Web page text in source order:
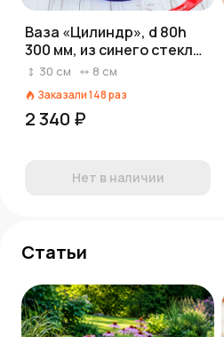
Ваза «Цилиндр», d 80h
300 мм, из синего стекла
(ручная роспись), рис. №
30 см 8 см
Заказали148раз
2 340 ₽
Нет в наличии
Статьи